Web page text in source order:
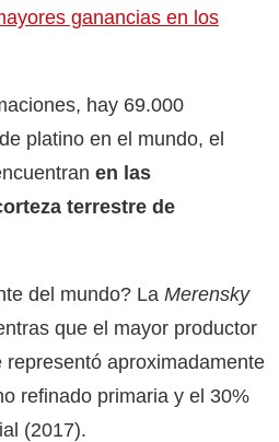
ganancias en los
hay 69.000
platino en el mundo, el
en las
terrestre de
del mundo? La Merensky
que el mayor productor
representó aproximadamente
refinado primaria y el 30%
(2017).